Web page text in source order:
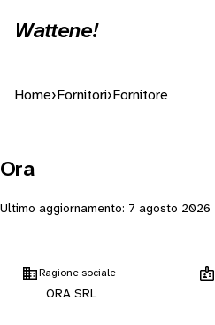
Wattene!
Home› Fornitori› Fornitore
Ora
Ultimo aggiornamento: 7 agosto 2026
Ragione sociale
ORA SRL